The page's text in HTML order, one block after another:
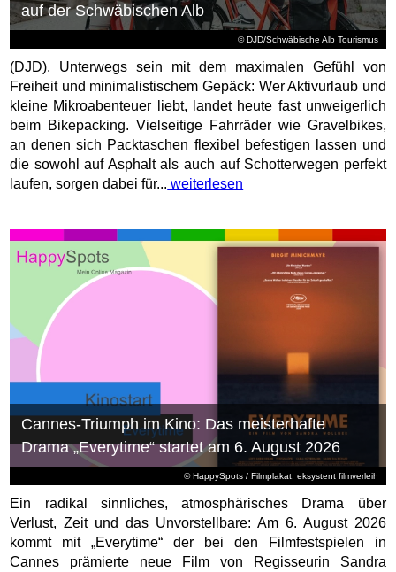
© DJD/Schwäbische Alb Tourismus
auf der Schwäbischen Alb
(DJD). Unterwegs sein mit dem maximalen Gefühl von
Freiheit und minimalistischem Gepäck: Wer Aktivurlaub und
kleine Mikroabenteuer liebt, landet heute fast unweigerlich
beim Bikepacking. Vielseitige Fahrräder wie Gravelbikes,
an denen sich Packtaschen flexibel befestigen lassen und
die sowohl auf Asphalt als auch auf Schotterwegen perfekt
laufen, sorgen dabei für... weiterlesen
© HappySpots / Filmplakat: eksystent filmverleih
Cannes-Triumph im Kino: Das meisterhafte
Drama „Everytime“ startet am 6. August 2026
Ein radikal sinnliches, atmosphärisches Drama über
Verlust, Zeit und das Unvorstellbare: Am 6. August 2026
kommt mit „Everytime“ der bei den Filmfestspielen in
Cannes prämierte neue Film von Regisseurin Sandra